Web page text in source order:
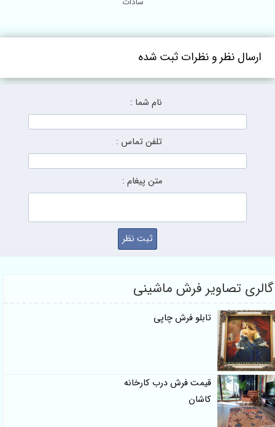
ارسال نظر و نظرات ثبت شده
نام شما :
تلفن تماس :
متن پیغام :
گالری تصاویر فرش ماشینی
تابلو فرش چاپی
قیمت فرش درب کارخانه
کاشان